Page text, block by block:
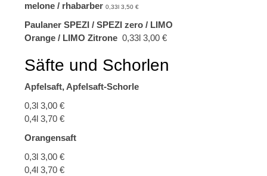
melone / rhabarber 0,33l 3,50 €
Paulaner SPEZI / SPEZI zero / LIMO
Orange / LIMO Zitrone 0,33l 3,00 €
Säfte und Schorlen
Apfelsaft, Apfelsaft-Schorle
0,3l 3,00 €
0,4l 3,70 €
Orangensaft
0,3l 3,00 €
0,4l 3,70 €